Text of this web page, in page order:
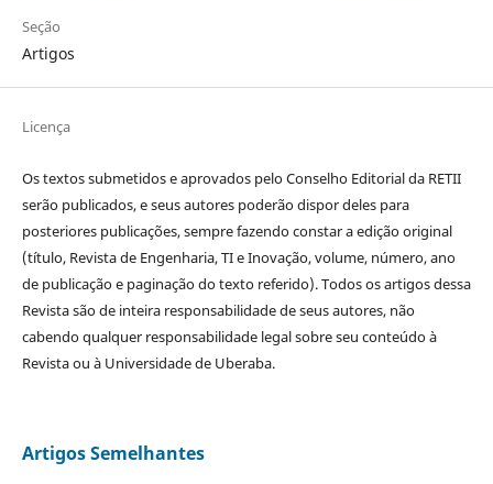
Seção
Artigos
Licença
Os textos submetidos e aprovados pelo Conselho Editorial da RETII
serão publicados, e seus autores poderão dispor deles para
posteriores publicações, sempre fazendo constar a edição original
(título, Revista de Engenharia, TI e Inovação, volume, número, ano
de publicação e paginação do texto referido). Todos os artigos dessa
Revista são de inteira responsabilidade de seus autores, não
cabendo qualquer responsabilidade legal sobre seu conteúdo à
Revista ou à Universidade de Uberaba.
Artigos Semelhantes